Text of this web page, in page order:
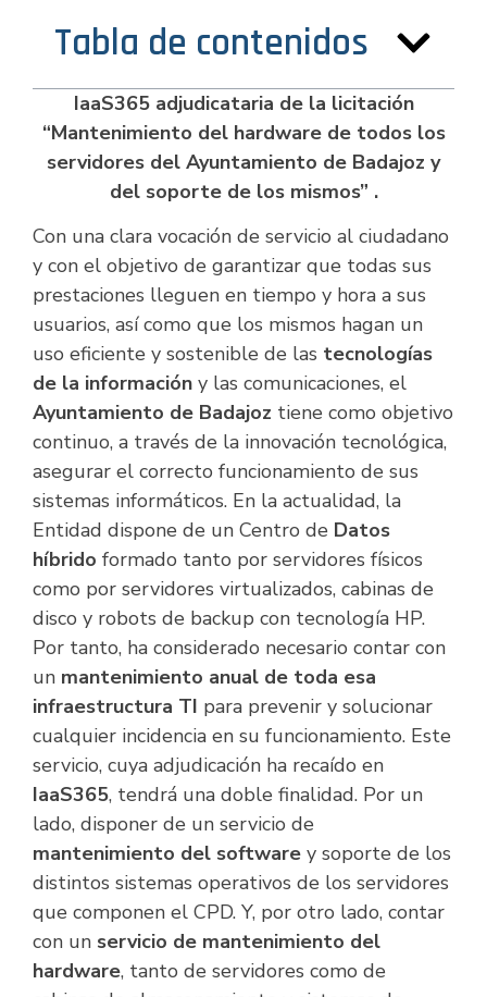
Tabla de contenidos
IaaS365 adjudicataria de la licitación
“Mantenimiento del hardware de todos los
servidores del Ayuntamiento de Badajoz y
del soporte de los mismos” .
Con una clara vocación de servicio al ciudadano
y con el objetivo de garantizar que todas sus
prestaciones lleguen en tiempo y hora a sus
usuarios, así como que los mismos hagan un
uso eficiente y sostenible de las tecnologías
de la información y las comunicaciones, el
Ayuntamiento de Badajoz tiene como objetivo
continuo, a través de la innovación tecnológica,
asegurar el correcto funcionamiento de sus
sistemas informáticos. En la actualidad, la
Entidad dispone de un Centro de Datos
híbrido formado tanto por servidores físicos
como por servidores virtualizados, cabinas de
disco y robots de backup con tecnología HP.
Por tanto, ha considerado necesario contar con
un mantenimiento anual de toda esa
infraestructura TI para prevenir y solucionar
cualquier incidencia en su funcionamiento. Este
servicio, cuya adjudicación ha recaído en
IaaS365, tendrá una doble finalidad. Por un
lado, disponer de un servicio de
mantenimiento del software y soporte de los
distintos sistemas operativos de los servidores
que componen el CPD. Y, por otro lado, contar
con un servicio de mantenimiento del
hardware, tanto de servidores como de